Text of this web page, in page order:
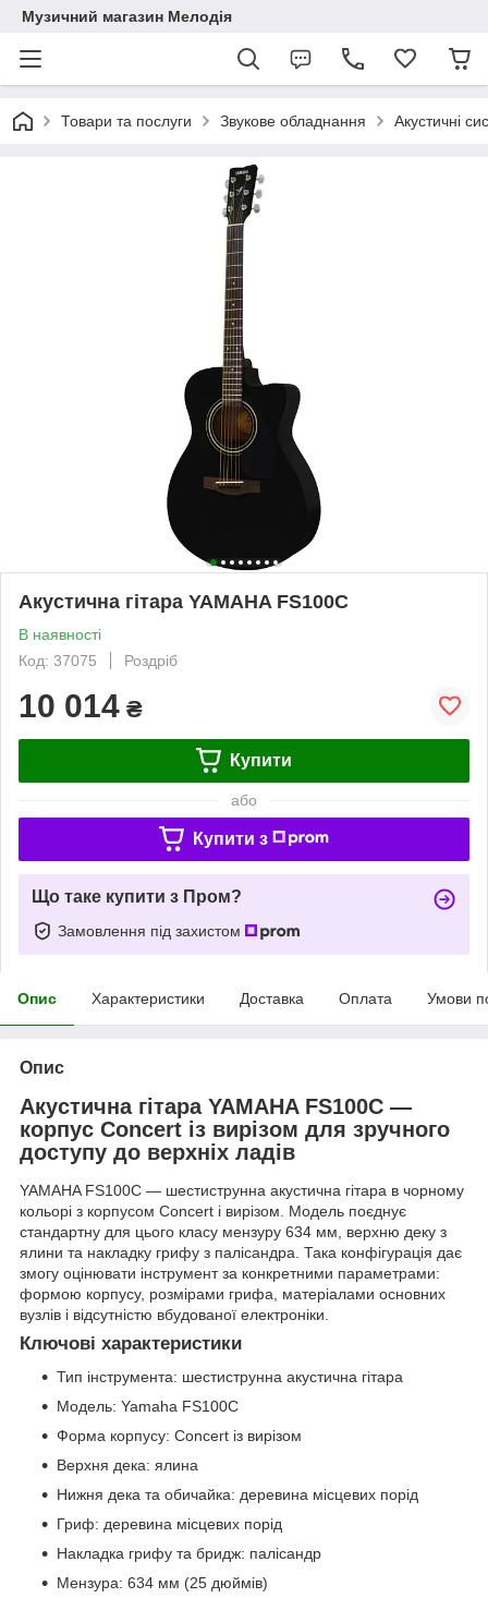
Музичний магазин Мелодія
Товари та послуги Звукове обладнання Акустичні
Акустична гітара YAMAHA FS100C
В наявності
Код: 37075
Роздріб
10 014 ₴
Купити
або
Купити з
Що таке купити з Пром?
Замовлення під захистом
Опис Характеристики Доставка Оплата Умови
Опис
Акустична гітара YAMAHA FS100C —
корпус Concert із вирізом для зручного
доступу до верхніх ладів
YAMAHA FS100C — шестиструнна акустична гітара в чорному
кольорі з корпусом Concert і вирізом. Модель поєднує
стандартну для цього класу мензуру 634 мм, верхню деку з
ялини та накладку грифу з палісандра. Така конфігурація дає
змогу оцінювати інструмент за конкретними параметрами:
формою корпусу, розмірами грифа, матеріалами основних
вузлів і відсутністю вбудованої електроніки.
Ключові характеристики
Тип інструмента: шестиструнна акустична гітара
Модель: Yamaha FS100C
Форма корпусу: Concert із вирізом
Верхня дека: ялина
Нижня дека та обичайка: деревина місцевих порід
Гриф: деревина місцевих порід
Накладка грифу та бридж: палісандр
Мензура: 634 мм (25 дюймів)